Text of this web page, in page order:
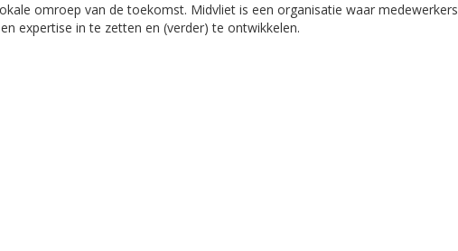
omroep van de toekomst. Midvliet is een organisatie waar medewerkers
expertise in te zetten en (verder) te ontwikkelen.